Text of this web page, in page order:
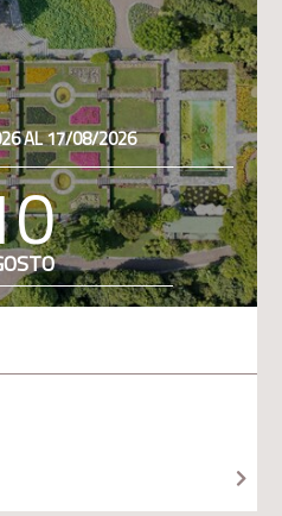
AL 17/08/2026